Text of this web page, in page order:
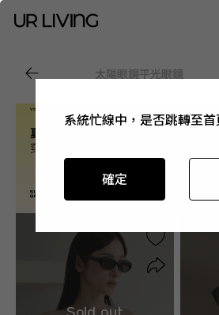
太陽眼鏡平光眼鏡
系統忙線中，是否跳轉至首
確定
系統忙線中，是否跳轉至首
確定
系統忙線中，是否跳轉至首
確定
系統忙線中，是否跳轉至首
確定